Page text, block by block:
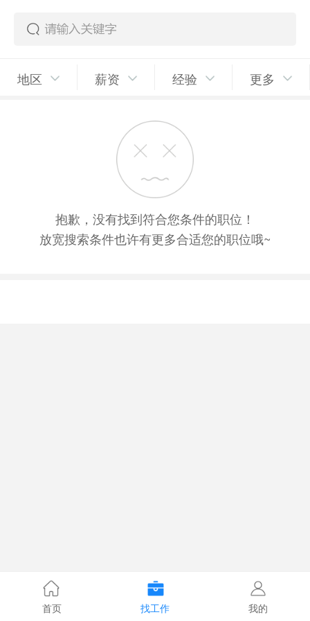
地区 薪资 经验 更多
抱歉，没有找到符合您条件的职位！
放宽搜索条件也许有更多合适您的职位哦~
首页 找工作 我的